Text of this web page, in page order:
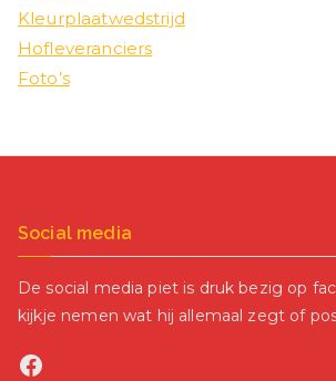
Kleurplaatwedstrijd
Hofleveranciers
Foto’s
Social media
De social media piet is druk bezig op
kijkje nemen wat hij allemaal zegt of
Facebook